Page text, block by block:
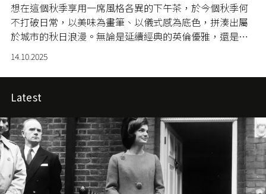
想在這個秋季享用一席風格各異的下午茶，於今個秋季何
不打破日常，以美味為畫筆、以儀式感為底色，拼湊出屬
於城市的秋日浪漫。無論是延續經典的英倫優雅，還是眺
望海上維港的迷人景致，投入視覺、味覺與打卡體驗的全
方位享受。
14.10.2025
Latest